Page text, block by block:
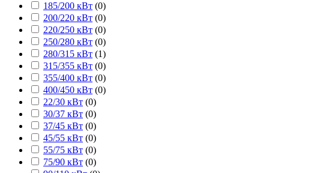
185/200 кВт (0)
200/220 кВт (0)
220/250 кВт (0)
250/280 кВт (0)
280/315 кВт (1)
315/355 кВт (0)
355/400 кВт (0)
400/450 кВт (0)
22/30 кВт (0)
30/37 кВт (0)
37/45 кВт (0)
45/55 кВт (0)
55/75 кВт (0)
75/90 кВт (0)